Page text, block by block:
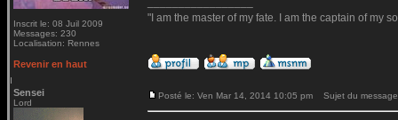
Inscrit le: 08 Juil 2009
Messages: 230
Localisation: Rennes
"I am the master of my fate. I am the captain of my
Revenir en haut
Sensei
Lord
Posté le: Ven Mar 14, 2014 10:05 pm Sujet du